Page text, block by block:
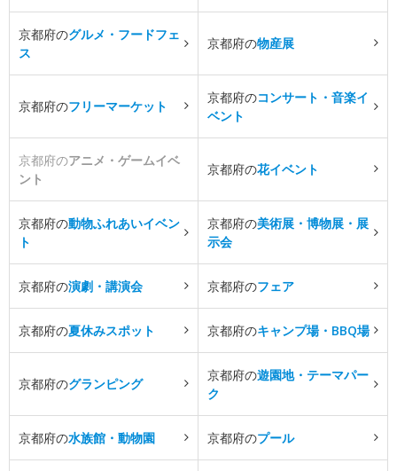
京都府のグルメ・フードフェ
ス
京都府の物産展
京都府のフリーマーケット
京都府のコンサート・音楽イ
ベント
京都府のアニメ・ゲームイベ
ント
京都府の花イベント
京都府の動物ふれあいイベン
ト
京都府の美術展・博物展・展
示会
京都府の演劇・講演会 京都府のフェア
京都府の夏休みスポット 京都府のキャンプ場・BBQ場
京都府のグランピング
京都府の遊園地・テーマパー
ク
京都府の水族館・動物園 京都府のプール